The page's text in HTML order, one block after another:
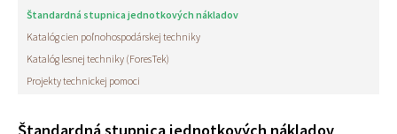
Štandardná stupnica jednotkových nákladov
Katalóg cien poľnohospodárskej techniky
Katalóg lesnej techniky (ForesTek)
Projekty technickej pomoci
Štandardná stupnica jednotkových nákladov